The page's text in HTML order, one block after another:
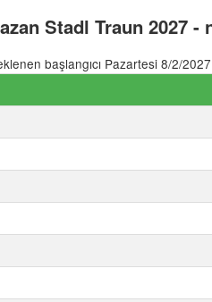
Stadl Traun 2027 -
başlangıcı Pazartesi 8/2/